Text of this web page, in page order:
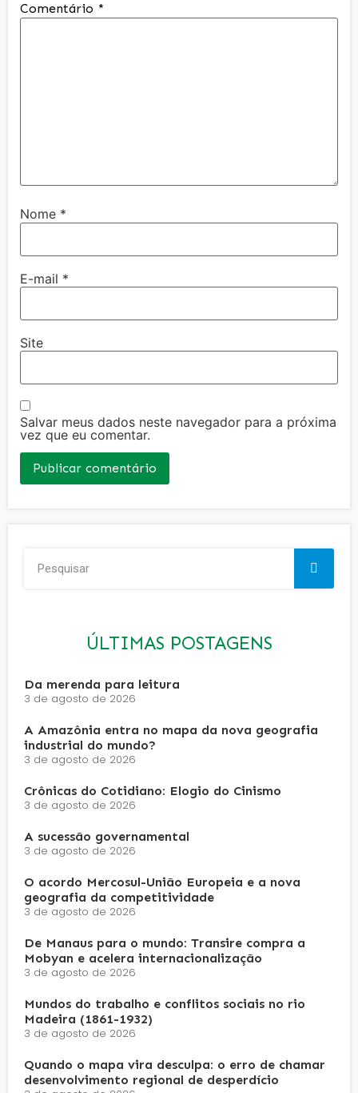
Comentário *
Nome *
E-mail *
Site
Salvar meus dados neste navegador para a próxima
vez que eu comentar.
ÚLTIMAS POSTAGENS
Da merenda para leitura
3 de agosto de 2026
A Amazônia entra no mapa da nova geografia
industrial do mundo?
3 de agosto de 2026
Crônicas do Cotidiano: Elogio do Cinismo
3 de agosto de 2026
A sucessão governamental
3 de agosto de 2026
O acordo Mercosul-União Europeia e a nova
geografia da competitividade
3 de agosto de 2026
De Manaus para o mundo: Transire compra a
Mobyan e acelera internacionalização
3 de agosto de 2026
Mundos do trabalho e conflitos sociais no rio
Madeira (1861-1932)
3 de agosto de 2026
Quando o mapa vira desculpa: o erro de chamar
desenvolvimento regional de desperdício